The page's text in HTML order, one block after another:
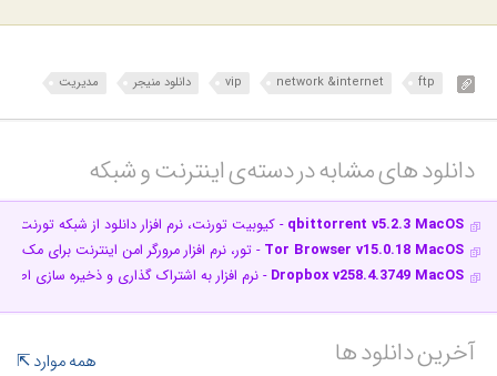
ftp
network &internet
vip دانلود منیجر مدیریت
دانلود های مشابه در دسته‌ی‌ اینترنت و شبکه‎
qbittorrent v5.2.3 MacOS - کیوبیت تورنت، نرم افزار دانلود از شبکه تورنت
Tor Browser v15.0.18 MacOS - تور، نرم افزار مرورگر امن اینترنت برای مک
Dropbox v258.4.3749 MacOS - نرم افزار به اشتراک گذاری و ذخیره سازی
آخرین دانلود ها
همه موارد